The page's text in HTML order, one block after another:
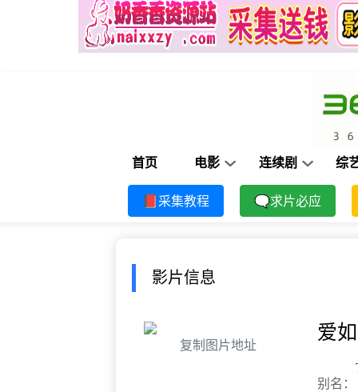
首页 电影 连续剧 综
📕采集教程 🗨求片必应
影片信息
复制图片地址
爱
别名：